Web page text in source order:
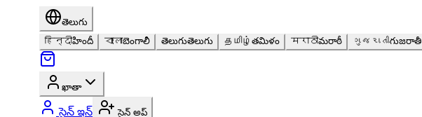
తెలుగు
हिन्दीహిందీ বাংলাబెంగాలీ తెలుగుతెలుగు தமிழ் తమిళం मराठीమరాఠీ ગુજરાતીగుజరాతీ
ఖాతా
సైన్ ఇన్ సైన్ అప్